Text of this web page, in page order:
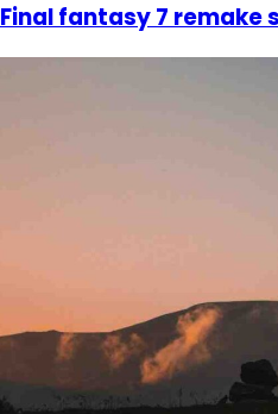
Final fantasy 7 remake